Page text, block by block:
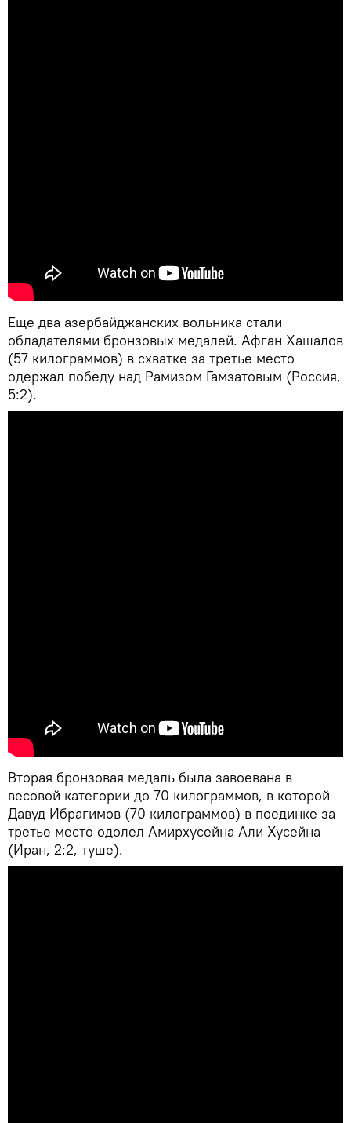
Еще два азербайджанских вольника стали
обладателями бронзовых медалей. Афган Хашалов
(57 килограммов) в схватке за третье место
одержал победу над Рамизом Гамзатовым (Россия,
5:2).
Вторая бронзовая медаль была завоевана в
весовой категории до 70 килограммов, в которой
Давуд Ибрагимов (70 килограммов) в поединке за
третье место одолел Амирхусейна Али Хусейна
(Иран, 2:2, туше).